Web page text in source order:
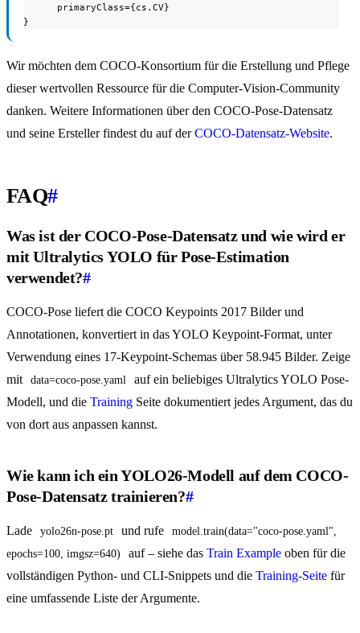
      primaryClass={cs.CV}
}
Wir möchten dem COCO-Konsortium für die Erstellung und Pflege
dieser wertvollen Ressource für die Computer-Vision-Community
danken. Weitere Informationen über den COCO-Pose-Datensatz
und seine Ersteller findest du auf derCOCO-Datensatz-Website.
FAQ#
Was ist der COCO-Pose-Datensatz und wie wird er
mit Ultralytics YOLO für Pose-Estimation
verwendet?#
COCO-Pose liefert die COCO Keypoints 2017 Bilder und
Annotationen, konvertiert in das YOLO Keypoint-Format, unter
Verwendung eines 17-Keypoint-Schemas über 58.945 Bilder. Zeige
mit
data=coco-pose.yaml
auf ein beliebiges Ultralytics YOLO Pose-
Modell, und die Training Seite dokumentiert jedes Argument, das du
von dort aus anpassen kannst.
Wie kann ich ein YOLO26-Modell auf dem COCO-
Pose-Datensatz trainieren?#
Lade yolo26n-pose.pt und rufe
model.train(data="coco-pose.yaml",
epochs=100, imgsz=640)
auf – siehe das Train Example oben für die
vollständigen Python- und CLI-Snippets und die Training-Seite für
eine umfassende Liste der Argumente.